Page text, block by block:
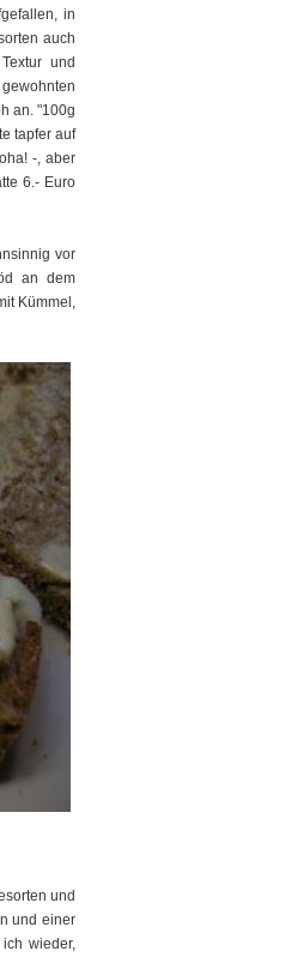
in
auch
und
an. "100g
tapfer auf
-, aber
6.- Euro
vor
an dem
Kümmel,
und
und einer
wieder,